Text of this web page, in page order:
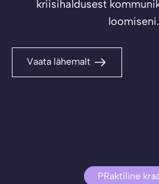
kriisihaldusest
loomiseni.
Vaata lähemalt
PRaktiline